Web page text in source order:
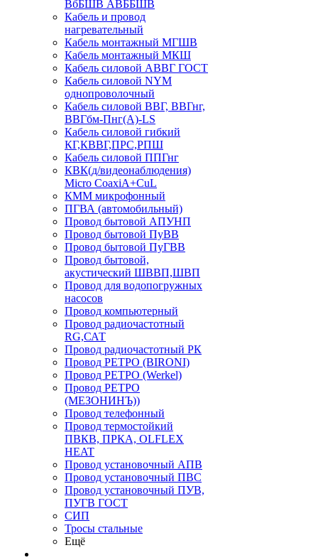
ВбБШВ АВББШВ
Кабель и провод
нагревательный
Кабель монтажный МГШВ
Кабель монтажный МКШ
Кабель силовой АВВГ ГОСТ
Кабель силовой NYM
однопроволочный
Кабель силовой ВВГ, ВВГнг,
ВВГбм-Пнг(А)-LS
Кабель силовой гибкий
КГ,КВВГ,ПРС,РПШ
Кабель силовой ППГнг
КВК(д/видеонаблюдения)
Micro CoaxiA+CuL
КММ микрофонный
ПГВА (автомобильный)
Провод бытовой АПУНП
Провод бытовой ПуВВ
Провод бытовой ПуГВВ
Провод бытовой,
акустический ШВВП,ШВП
Провод для водопогружных
насосов
Провод компьютерный
Провод радиочастотный
RG,САТ
Провод радиочастотный РК
Провод РЕТРО (BIRONI)
Провод РЕТРО (Werkel)
Провод РЕТРО
(МЕЗОНИНЪ))
Провод телефонный
Провод термостойкий
ПВКВ, ПРКА, OLFLEX
HEAT
Провод установочный АПВ
Провод установочный ПВС
Провод установочный ПУВ,
ПУГВ ГОСТ
СИП
Тросы стальные
Ещё